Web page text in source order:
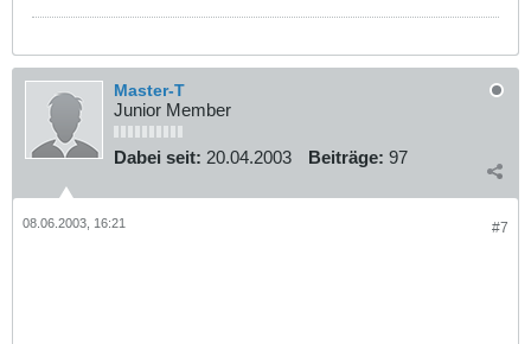
Master-T
Junior Member
Dabei seit: 20.04.2003 Beiträge: 97
#7
08.06.2003, 16:21